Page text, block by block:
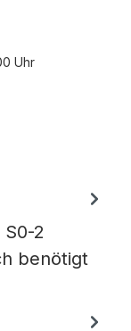
Uhr
2
benötigt